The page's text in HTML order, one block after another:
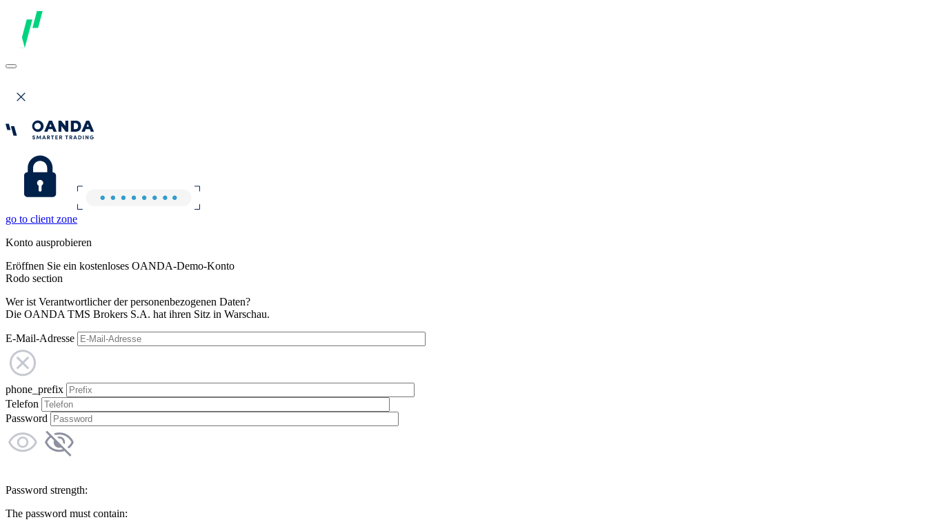
go to client zone
Konto ausprobieren
Eröffnen Sie ein kostenloses OANDA-Demo-Konto
Rodo section
Wer ist Verantwortlicher der personenbezogenen Daten?
Die OANDA TMS Brokers S.A. hat ihren Sitz in Warschau.
E-Mail-Adresse
phone_prefix
Telefon
Password
Password strength:
The password must contain: